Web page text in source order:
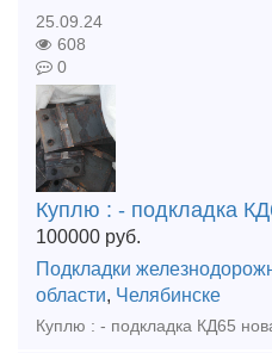
25.09.24
608
0
Куплю : - подкладка
100000 руб.
Подкладки
области, Челябинске